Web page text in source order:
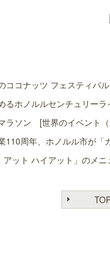
ココナッツ フェスティ
るホノルルセンチュリー
ラソン [世界のイベント
110周年、ホノルル市が
アット ハイアット」のメ